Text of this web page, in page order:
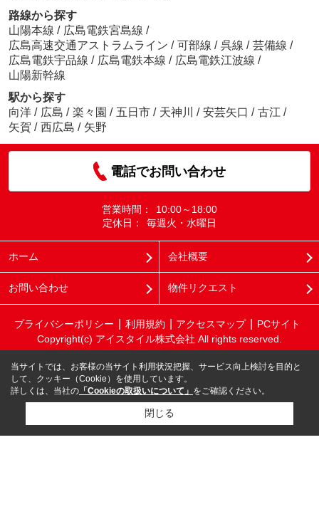
路線から探す
山陽本線 / 広島電鉄宮島線 /
広島高速交通アストラムライン / 可部線 / 呉線 / 芸備線 /
広島電鉄宇品線 / 広島電鉄本線 / 広島電鉄江波線 /
山陽新幹線
駅から探す
向洋 / 広島 / 楽々園 / 五日市 / 天神川 / 安芸矢口 / 古江 /
矢賀 / 西広島 / 矢野
電話でお問い合わせ
営業時間：
10:00～18:00
定休日：
毎週火・水曜日
ホーム 会社概要
お問い合わせ 物件リクエスト
プライバシーポリシー 利用規約 アクセスマップ
PCサイト
Copyright(c) アイスタイル株式会社 All rights reserved.
当サイトでは、お客様の当サイト利用状況把握、サービス向上検討を目的と
して、クッキー（Cookie）を使用しています。
詳しくは、当社の 「Cookieの取扱いについて」 をご確認ください。
閉じる